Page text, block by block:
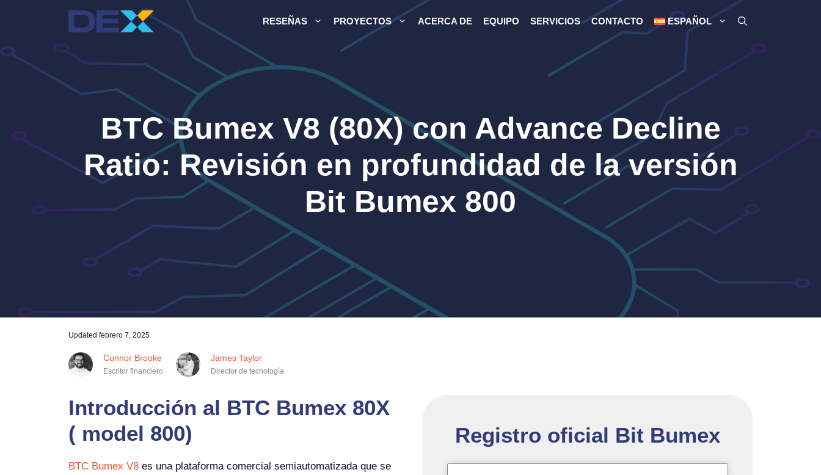
RESEÑAS PROYECTOS ACERCA DE EQUIPO SERVICIOS CONTACTO ESPAÑOL
BTC Bumex V8 (80X) con Advance Decline
Ratio: Revisión en profundidad de la versión
Bit Bumex 800
Updated febrero 7, 2025
Connor Brooke
Escritor financiero
James Taylor
Director de tecnología
Introducción al BTC Bumex 80X
( model 800)
BTC Bumex V8 es una plataforma comercial semiautomatizada que se
Registro oficial Bit Bumex